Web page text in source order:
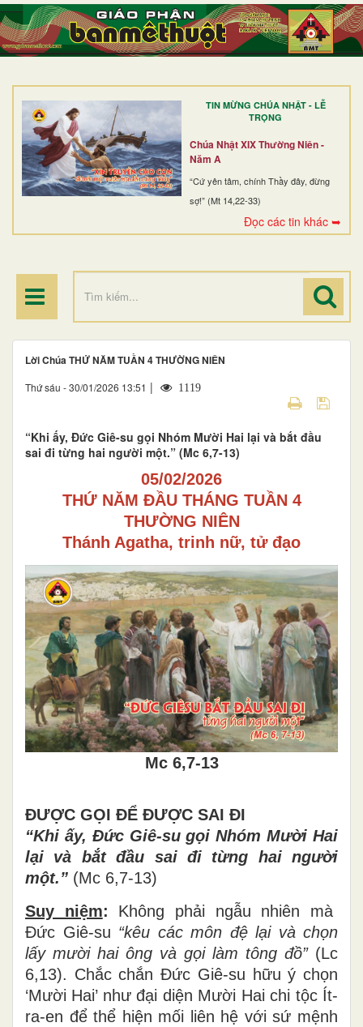
TIN MỪNG CHÚA NHẬT - LỄ
TRỌNG
Chúa Nhật XIX Thường Niên -
Năm A
“Cứ yên tâm, chính Thầy đây, đừng
sợ!” (Mt 14,22-33)
Đọc các tin khác ➥
TRANG NHẤT
GIỚI THIỆU
DÒNG TU
BAN MỤC VỤ
ĐOÀN THỂ CG
ĐIỂM HÀNH HƯƠNG
Lời Chúa THỨ NĂM TUẦN 4 THƯỜNG NIÊN
Thứ sáu - 30/01/2026 13:51 | 1119
“Khi ấy, Đức Giê-su gọi Nhóm Mười Hai lại và bắt đầu
sai đi từng hai người một.” (Mc 6,7-13)
05/02/2026
THỨ NĂM ĐẦU THÁNG TUẦN 4
THƯỜNG NIÊN
Thánh Agatha, trinh nữ, tử đạo
Mc 6,7-13
ĐƯỢC GỌI ĐỂ ĐƯỢC SAI ĐI
“Khi ấy, Đức Giê-su gọi Nhóm Mười Hai
lại và bắt đầu sai đi từng hai người
một.” (Mc 6,7-13)
Suy niệm: Không phải ngẫu nhiên mà
Đức Giê-su “kêu các môn đệ lại và chọn
lấy mười hai ông và gọi làm tông đồ”(Lc
6,13). Chắc chắn Đức Giê-su hữu ý chọn
‘Mười Hai’ như đại diện Mười Hai chi tộc Ít-
ra-en để thể hiện mối liên hệ với sứ mệnh